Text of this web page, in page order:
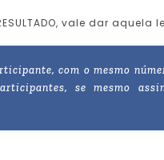
vale dar
com o mesmo
se mesmo